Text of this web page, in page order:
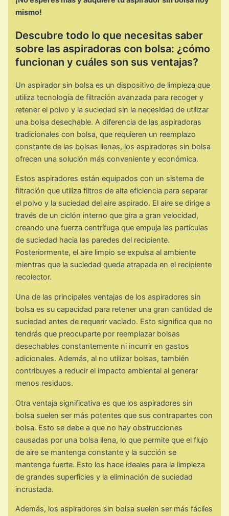
mismo!
Descubre todo lo que necesitas saber
sobre las aspiradoras con bolsa: ¿cómo
funcionan y cuáles son sus ventajas?
Un aspirador sin bolsa es un dispositivo de limpieza que
utiliza tecnología de filtración avanzada para recoger y
retener el polvo y la suciedad sin la necesidad de utilizar
una bolsa desechable. A diferencia de las aspiradoras
tradicionales con bolsa, que requieren un reemplazo
constante de las bolsas llenas, los aspiradores sin bolsa
ofrecen una solución más conveniente y económica.
Estos aspiradores están equipados con un sistema de
filtración que utiliza filtros de alta eficiencia para separar
el polvo y la suciedad del aire aspirado. El aire se dirige a
través de un ciclón interno que gira a gran velocidad,
creando una fuerza centrífuga que empuja las partículas
de suciedad hacia las paredes del recipiente.
Posteriormente, el aire limpio se expulsa al ambiente
mientras que la suciedad queda atrapada en el recipiente
recolector.
Una de las principales ventajas de los aspiradores sin
bolsa es su capacidad para retener una gran cantidad de
suciedad antes de requerir vaciado. Esto significa que no
tendrás que preocuparte por reemplazar bolsas
desechables constantemente ni incurrir en gastos
adicionales. Además, al no utilizar bolsas, también
contribuyes a reducir el impacto ambiental al generar
menos residuos.
Otra ventaja significativa es que los aspiradores sin
bolsa suelen ser más potentes que sus contrapartes con
bolsa. Esto se debe a que no hay obstrucciones
causadas por una bolsa llena, lo que permite que el flujo
de aire se mantenga constante y la succión se
mantenga fuerte. Esto los hace ideales para la limpieza
de grandes superficies y la eliminación de suciedad
incrustada.
Además, los aspiradores sin bolsa suelen ser más fáciles